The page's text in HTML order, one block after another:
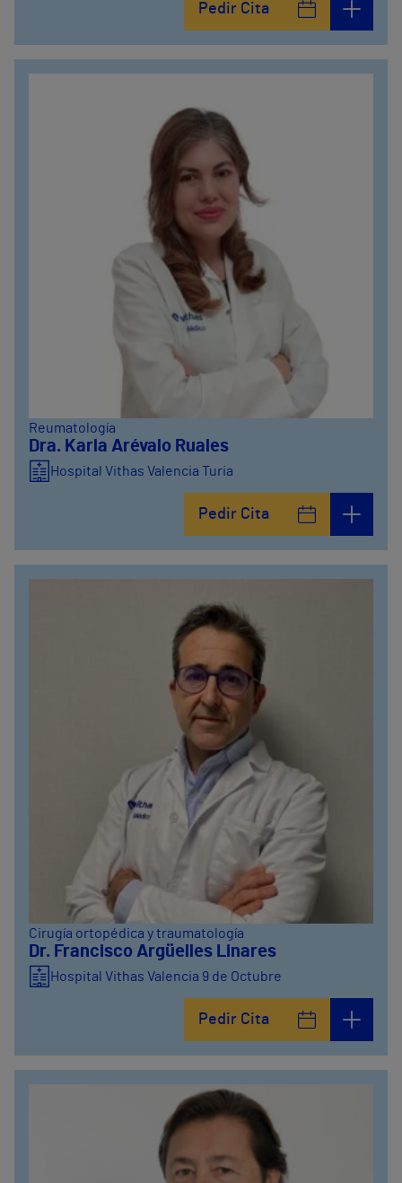
Pedir Cita
Reumatología
Dra. Karla Arévalo Ruales
Hospital Vithas Valencia Turia
Pedir Cita
Cirugía ortopédica y traumatología
Dr. Francisco Argüelles Linares
Hospital Vithas Valencia 9 de Octubre
Pedir Cita